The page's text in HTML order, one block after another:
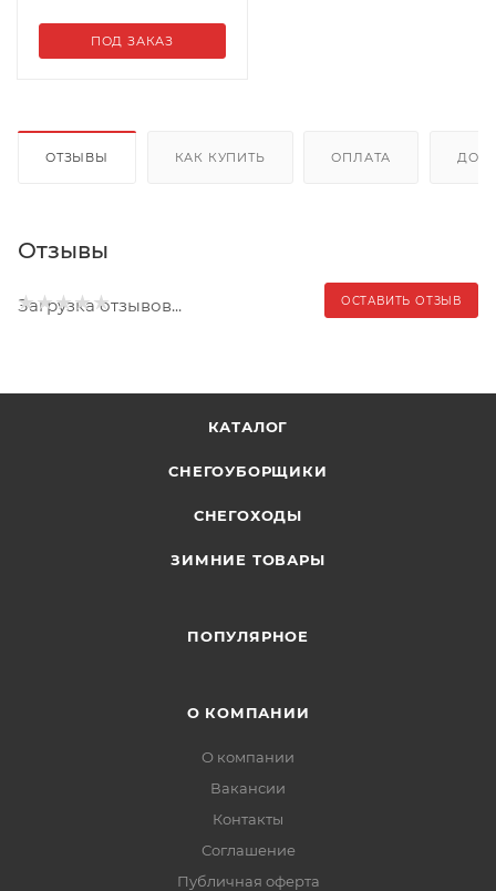
ПОД ЗАКАЗ
ОТЗЫВЫ КАК КУПИТЬ ОПЛАТА
Отзывы
ОСТАВИТЬ ОТЗЫВ
Загрузка отзывов...
КАТАЛОГ
СНЕГОУБОРЩИКИ
СНЕГОХОДЫ
ЗИМНИЕ ТОВАРЫ
ПОПУЛЯРНОЕ
О КОМПАНИИ
О компании
Вакансии
Контакты
Соглашение
Публичная оферта